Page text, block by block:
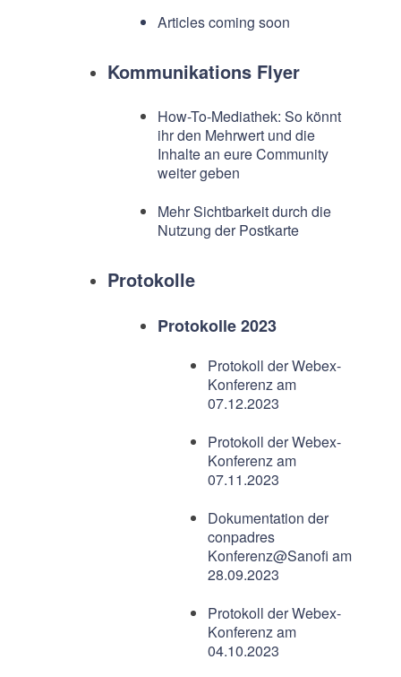
Articles coming soon
Kommunikations Flyer
How-To-Mediathek: So könnt
ihr den Mehrwert und die
Inhalte an eure Community
weiter geben
Mehr Sichtbarkeit durch die
Nutzung der Postkarte
Protokolle
Protokolle 2023
Protokoll der Webex-
Konferenz am
07.12.2023
Protokoll der Webex-
Konferenz am
07.11.2023
Dokumentation der
conpadres
Konferenz@Sanofi am
28.09.2023
Protokoll der Webex-
Konferenz am
04.10.2023